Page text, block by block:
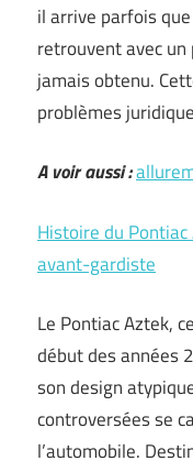
il arrive parfois
retrouvent avec
jamais obtenu.
problèmes
A voir aussi :
Histoire du
avant-gardiste
Le Pontiac Aztek,
début des années
son design
controversées se
l’automobile.